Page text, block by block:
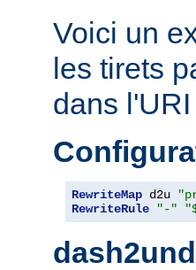
Voici un
les tirets
dans
RewriteMap d2u
RewriteRule
"-"